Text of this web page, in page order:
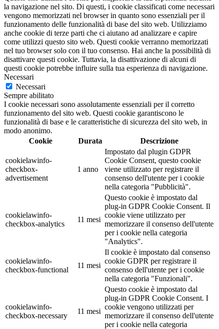
la navigazione nel sito. Di questi, i cookie classificati come necessari
vengono memorizzati nel browser in quanto sono essenziali per il
funzionamento delle funzionalità di base del sito web. Utilizziamo
anche cookie di terze parti che ci aiutano ad analizzare e capire
come utilizzi questo sito web. Questi cookie verranno memorizzati
nel tuo browser solo con il tuo consenso. Hai anche la possibilità di
disattivare questi cookie. Tuttavia, la disattivazione di alcuni di
questi cookie potrebbe influire sulla tua esperienza di navigazione.
Necessari
Necessari
Sempre abilitato
I cookie necessari sono assolutamente essenziali per il corretto
funzionamento del sito web. Questi cookie garantiscono le
funzionalità di base e le caratteristiche di sicurezza del sito web, in
modo anonimo.
Cookie
Durata Descrizione
cookielawinfo-
checkbox-
advertisement
1 anno
Impostato dal plugin GDPR
Cookie Consent, questo cookie
viene utilizzato per registrare il
consenso dell'utente per i cookie
nella categoria "Pubblicità".
cookielawinfo-
checkbox-analytics
11 mesi
Questo cookie è impostato dal
plug-in GDPR Cookie Consent. Il
cookie viene utilizzato per
memorizzare il consenso dell'utente
per i cookie nella categoria
"Analytics".
cookielawinfo-
checkbox-functional
11 mesi
Il cookie è impostato dal consenso
cookie GDPR per registrare il
consenso dell'utente per i cookie
nella categoria "Funzionali".
cookielawinfo-
checkbox-necessary
11 mesi
Questo cookie è impostato dal
plug-in GDPR Cookie Consent. I
cookie vengono utilizzati per
memorizzare il consenso dell'utente
per i cookie nella categoria